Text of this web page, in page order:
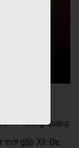
Phương Quang:
mới gặp Xê-Đa,